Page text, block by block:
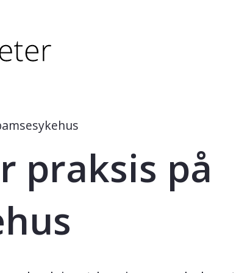
eller - (minus) for å forminske.
eller - (minus) for å forminske.
praksis på